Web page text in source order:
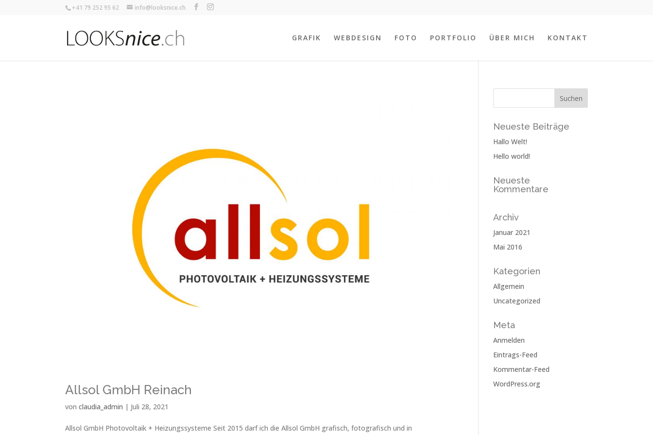
+41 79 252 95 62 info@looksnice.ch
GRAFIK WEBDESIGN FOTO PORTFOLIO ÜBER MICH KONTAKT
Allsol GmbH Reinach
vonclaudia_admin | Juli 28, 2021
Allsol GmbH Photovoltaik + Heizungssysteme Seit 2015 darf ich die Allsol GmbH grafisch, fotografisch und in
Neueste Beiträge
Hallo Welt!
Hello world!
Neueste
Kommentare
Archiv
Januar 2021
Mai 2016
Kategorien
Allgemein
Uncategorized
Meta
Anmelden
Eintrags-Feed
Kommentar-Feed
WordPress.org